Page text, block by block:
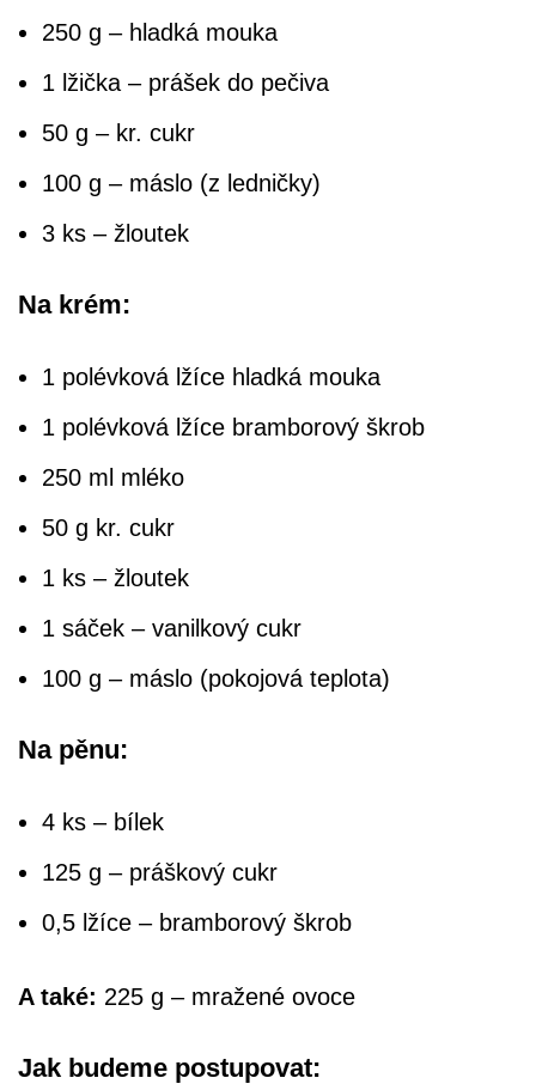
250 g – hladká mouka
1 lžička – prášek do pečiva
50 g – kr. cukr
100 g – máslo (z ledničky)
3 ks – žloutek
Na krém:
1 polévková lžíce hladká mouka
1 polévková lžíce bramborový škrob
250 ml mléko
50 g kr. cukr
1 ks – žloutek
1 sáček – vanilkový cukr
100 g – máslo (pokojová teplota)
Na pěnu:
4 ks – bílek
125 g – práškový cukr
0,5 lžíce – bramborový škrob
A také: 225 g – mražené ovoce
Jak budeme postupovat: